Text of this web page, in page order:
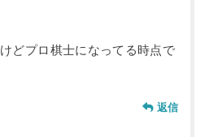
どプロ棋士になってる時点で
返信